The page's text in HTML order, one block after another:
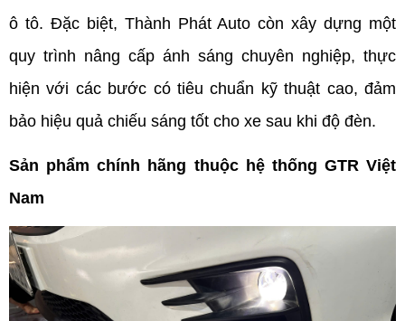
ô tô. Đặc biệt, Thành Phát Auto còn xây dựng một
quy trình nâng cấp ánh sáng chuyên nghiệp, thực
hiện với các bước có tiêu chuẩn kỹ thuật cao, đảm
bảo hiệu quả chiếu sáng tốt cho xe sau khi độ đèn.
Sản phẩm chính hãng thuộc hệ thống GTR Việt
Nam